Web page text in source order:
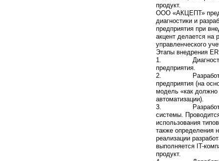
продукт.
ООО «АКЦЕПТ»
диагностики и
предприятия при
акцент делается на
управленческого
Этапы внедрения
1. Диагностика
предприятия.
2. Разработка
предприятия (на
модель «как должно
автоматизации).
3. Разработка
системы.
использования
также определения
реализации
выполняется IT-
продукт.